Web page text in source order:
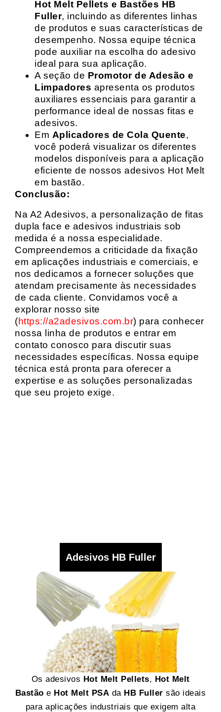
Hot Melt Pellets e Bastões HB
Fuller, incluindo as diferentes linhas
de produtos e suas características de
desempenho. Nossa equipe técnica
pode auxiliar na escolha do adesivo
ideal para sua aplicação.
A seção de Promotor de Adesão e
Limpadores apresenta os produtos
auxiliares essenciais para garantir a
performance ideal de nossas fitas e
adesivos.
Em Aplicadores de Cola Quente,
você poderá visualizar os diferentes
modelos disponíveis para a aplicação
eficiente de nossos adesivos Hot Melt
em bastão.
Conclusão:
Na A2 Adesivos, a personalização de fitas
dupla face e adesivos industriais sob
medida é a nossa especialidade.
Compreendemos a criticidade da fixação
em aplicações industriais e comerciais, e
nos dedicamos a fornecer soluções que
atendam precisamente às necessidades
de cada cliente. Convidamos você a
explorar nosso site
(https://a2adesivos.com.br) para conhecer
nossa linha de produtos e entrar em
contato conosco para discutir suas
necessidades específicas. Nossa equipe
técnica está pronta para oferecer a
expertise e as soluções personalizadas
que seu projeto exige.
Adesivos HB Fuller
Os adesivos Hot Melt Pellets, Hot Melt
Bastão e Hot Melt PSA da HB Fuller são ideais
para aplicações industriais que exigem alta